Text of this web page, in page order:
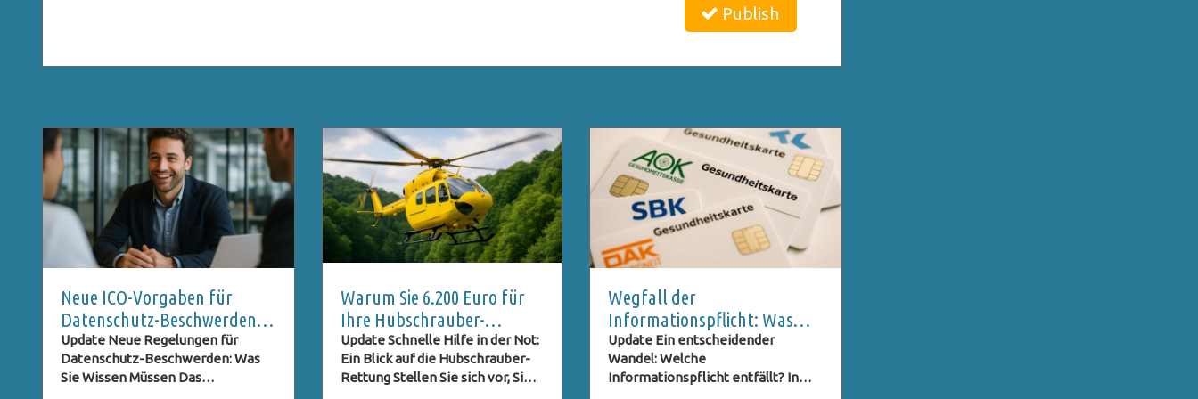
Publish
Neue ICO-Vorgaben für
Datenschutz-Beschwerden:
Was Nutzer Wissen Müssen
Update Neue Regelungen für
Datenschutz-Beschwerden: Was
Sie Wissen Müssen Das
Warum Sie 6.200 Euro für
Ihre Hubschrauber-
Rettung vermeiden sollten
Update Schnelle Hilfe in der Not:
Ein Blick auf die Hubschrauber-
Rettung Stellen Sie sich vor, Sie
Wegfall der
Informationspflicht: Was
bedeutete dies für
Kassenpatienten?
Update Ein entscheidender
Wandel: Welche
Informationspflicht entfällt? In